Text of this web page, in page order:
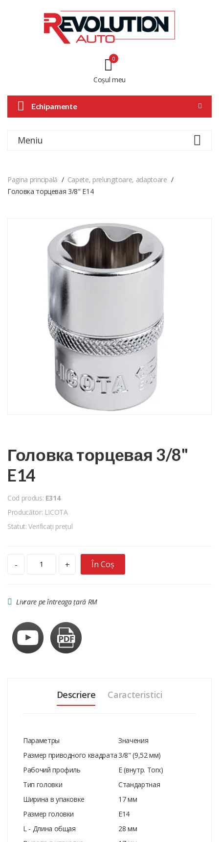
Coșul meu
0
Echipamente
Meniu
Pagina principală
Capete, prelungitoare, adaptoare
Головка торцевая 3/8" E14
Головка торцевая 3/8"
E14
Cod produs: E314
Producător: LICOTA
Statut: Verificați prețul
- + În Coș
Livrare pe întreaga țară RM
Descriere Caracteristici
Параметры
Значения
Размер приводного квадрата 3/8" (9,52 мм)
Рабочий профиль
E (внутр. Torx)
Тип головки
Стандартная
Ширина в упаковке
17 мм
Размер головки
E14
L - Длина общая
28 мм